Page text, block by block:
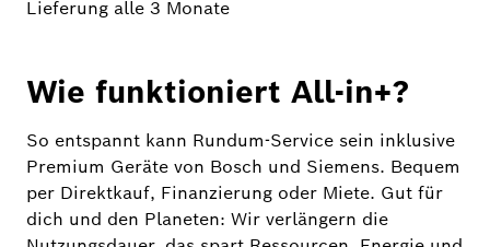
Lieferung alle 3 Monate
Wie funktioniert All-in+?
So entspannt kann Rundum-Service sein inklusive
Premium Geräte von Bosch und Siemens. Bequem
per Direktkauf, Finanzierung oder Miete. Gut für
dich und den Planeten: Wir verlängern die